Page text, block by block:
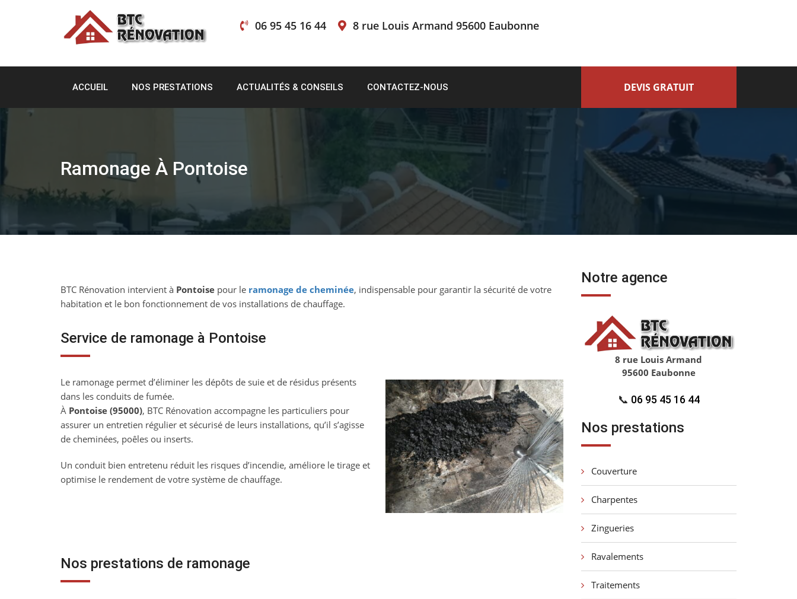
06 95 45 16 44 8 rue Louis Armand 95600 Eaubonne
ACCUEIL NOS PRESTATIONS ACTUALITÉS & CONSEILS CONTACTEZ-NOUS DEVIS GRATUIT
Ramonage À Pontoise
BTC Rénovation intervient à Pontoise pour le ramonage de cheminée, indispensable pour garantir la sécurité de votre
habitation et le bon fonctionnement de vos installations de chauffage.
Service de ramonage à Pontoise
Le ramonage permet d’éliminer les dépôts de suie et de résidus présents
dans les conduits de fumée.
À Pontoise (95000), BTC Rénovation accompagne les particuliers pour
assurer un entretien régulier et sécurisé de leurs installations, qu’il s’agisse
de cheminées, poêles ou inserts.
Un conduit bien entretenu réduit les risques d’incendie, améliore le tirage et
optimise le rendement de votre système de chauffage.
Nos prestations de ramonage
Notre agence
8 rue Louis Armand
95600 Eaubonne
📞 06 95 45 16 44
Nos prestations
Couverture
Charpentes
Zingueries
Ravalements
Traitements